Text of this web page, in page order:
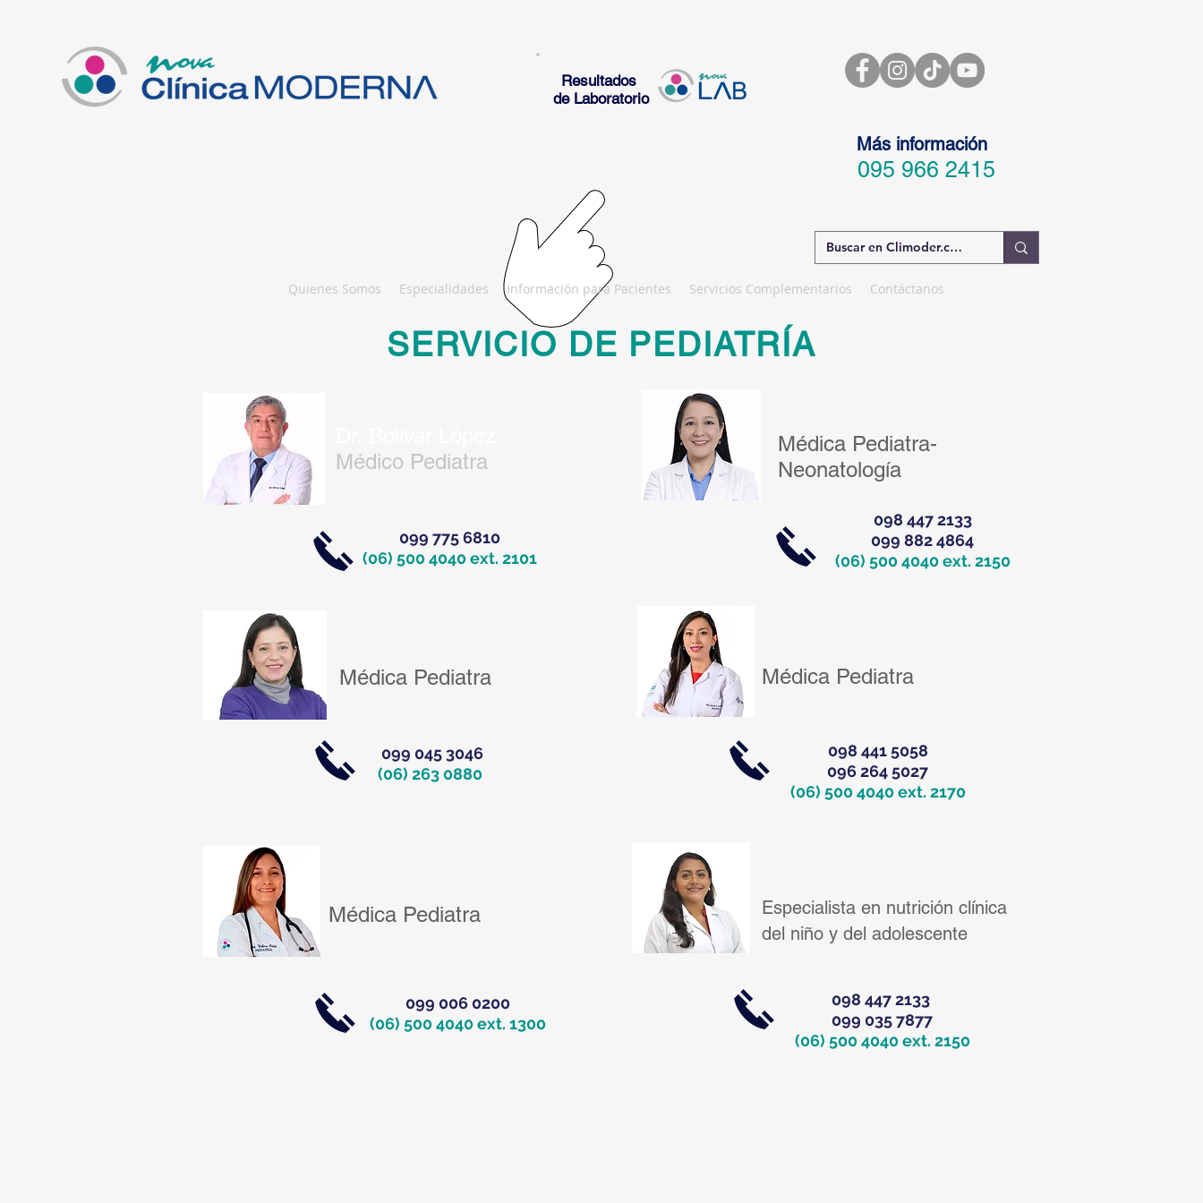
Resultados
de Laboratorio
095 966 2415
Más información
Quienes Somos Especialidades Información para Pacientes Servicios Complementarios Contáctanos
SERVICIO DE PEDIATRÍA
Médico Pediatra
099 775 6810
(06) 500 4040 ext. 2101
Médica Pediatra-
Neonatología
098 447 2133
099 882 4864
(06) 500 4040 ext. 2150
Médica Pediatra
099 045 3046
(06) 263 0880
Médica Pediatra
098 441 5058
096 264 5027
(06) 500 4040 ext. 2170
Médica Pediatra
099 006 0200
(06) 500 4040 ext. 1300
Especialista en nutrición clínica
del niño y del adolescente
098 447 2133
099 035 7877
(06) 500 4040 ext. 2150